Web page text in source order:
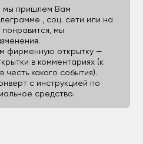
мы пришлем Вам
, соц. сети или на
мы
фирменную открытку —
в комментариях (к
честь какого события).
с инструкцией по
средство.